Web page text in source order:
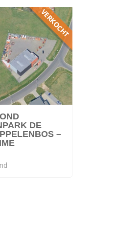
VERKOCHT
DE
–